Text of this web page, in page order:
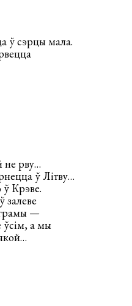
ў сэрцы мала.
не рву…
ў Літву…
Крэве.
залеве
грамы —
ўсім, а мы